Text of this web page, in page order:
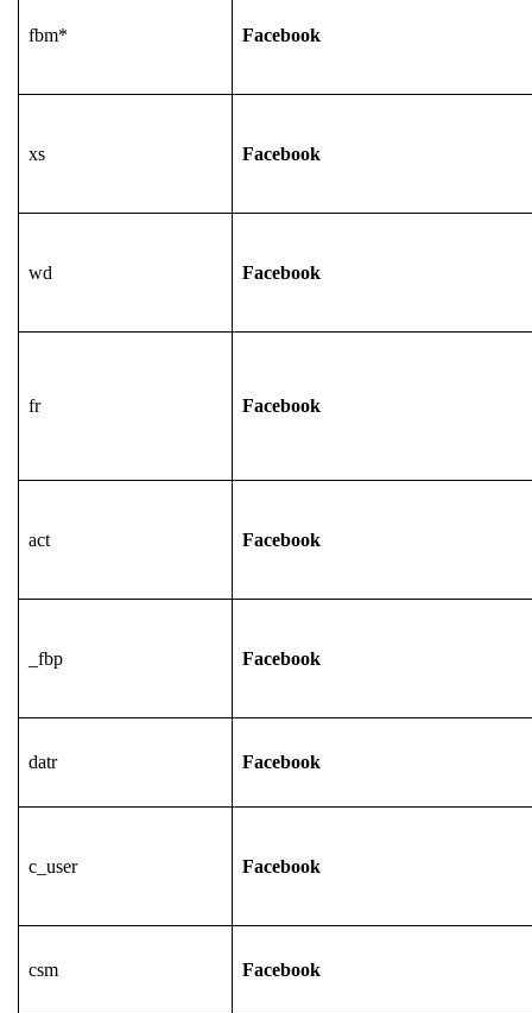
fbm* Facebook
xs Facebook
wd Facebook
fr Facebook
act Facebook
_fbp Facebook
datr Facebook
c_user Facebook
csm Facebook